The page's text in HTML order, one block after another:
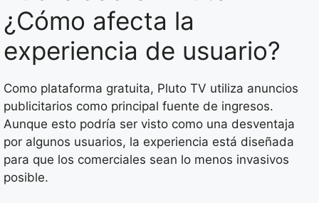
¿Cómo afecta la
experiencia de usuario?
Como plataforma gratuita, Pluto TV utiliza anuncios
publicitarios como principal fuente de ingresos.
Aunque esto podría ser visto como una desventaja
por algunos usuarios, la experiencia está diseñada
para que los comerciales sean lo menos invasivos
posible.